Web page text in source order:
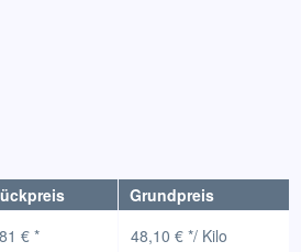
Grundpreis
€ * 48,10 € */ Kilo